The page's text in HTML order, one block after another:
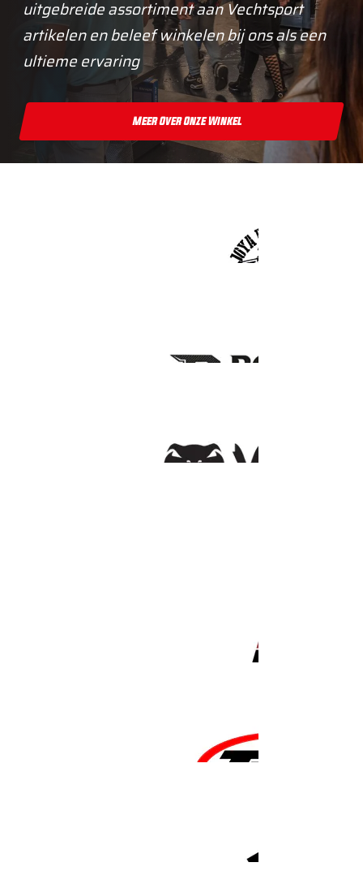
uitgebreide assortiment aan Vechtsport
artikelen en beleef winkelen bij ons als een
ultieme ervaring
Meer Over Onze Winkel